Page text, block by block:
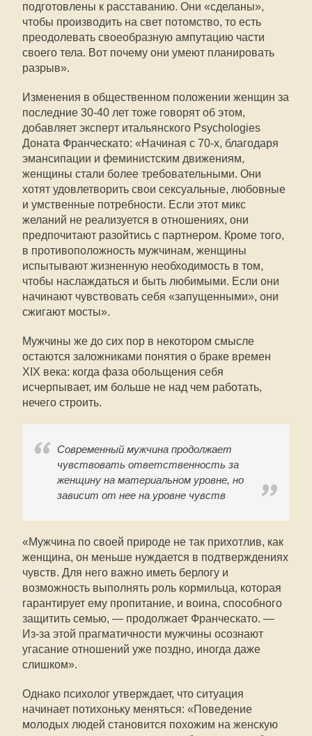
подготовлены к расставанию. Они «сделаны»,
чтобы производить на свет потомство, то есть
преодолевать своеобразную ампутацию части
своего тела. Вот почему они умеют планировать
разрыв».
Изменения в общественном положении женщин за
последние 30-40 лет тоже говорят об этом,
добавляет эксперт итальянского Psychologies
Доната Франческато: «Начиная с 70-х, благодаря
эмансипации и феминистским движениям,
женщины стали более требовательными. Они
хотят удовлетворить свои сексуальные, любовные
и умственные потребности. Если этот микс
желаний не реализуется в отношениях, они
предпочитают разойтись с партнером. Кроме того,
в противоположность мужчинам, женщины
испытывают жизненную необходимость в том,
чтобы наслаждаться и быть любимыми. Если они
начинают чувствовать себя «запущенными», они
сжигают мосты».
Мужчины же до сих пор в некотором смысле
остаются заложниками понятия о браке времен
XIX века: когда фаза обольщения себя
исчерпывает, им больше не над чем работать,
нечего строить.
Современный мужчина продолжает
чувствовать ответственность за
женщину на материальном уровне, но
зависит от нее на уровне чувств
«Мужчина по своей природе не так прихотлив, как
женщина, он меньше нуждается в подтверждениях
чувств. Для него важно иметь берлогу и
возможность выполнять роль кормильца, которая
гарантирует ему пропитание, и воина, способного
защитить семью, — продолжает Франческато. —
Из-за этой прагматичности мужчины осознают
угасание отношений уже поздно, иногда даже
слишком».
Однако психолог утверждает, что ситуация
начинает потихоньку меняться: «Поведение
молодых людей становится похожим на женскую